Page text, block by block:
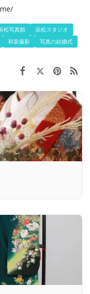
松写真館
浜松スタジオ
和装撮影
写真の結婚式